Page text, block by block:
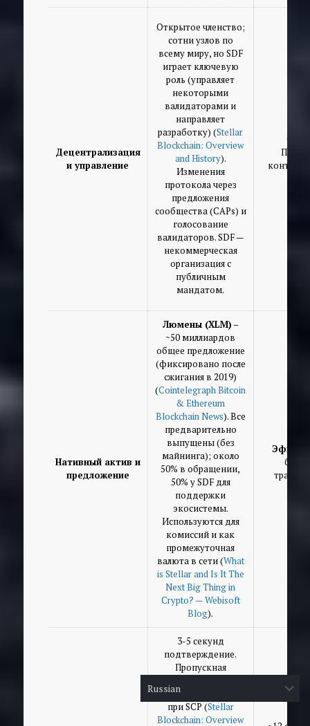
Децентрализация
и управление
Открытое членство;
сотни узлов по
всему миру, но SDF
играет ключевую
роль (управляет
некоторыми
валидаторами и
направляет
разработку) (Stellar
Blockchain: Overview
and History).
Изменения
протокола через
предложения
сообщества (CAPs) и
голосование
валидаторов. SDF —
некоммерческая
организация с
публичным
мандатом.
Нативный актив и
предложение
Люмены (XLM) –
~50 миллиардов
общее предложение
(фиксировано после
сжигания в 2019)
(Cointelegraph Bitcoin
& Ethereum
Blockchain News). Все
предварительно
выпущены (без
майнинга); около
50% в обращении,
50% у SDF для
поддержки
экосистемы.
Используются для
комиссий и как
промежуточная
валюта в сети (What
is Stellar and Is It The
Next Big Thing in
Crypto? — Webisoft
Blog).
Эфир
3-5 секунд
подтверждение.
Пропускная
TPS (теоретически)
при SCP (Stellar
Blockchain: Overview